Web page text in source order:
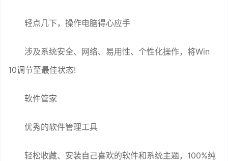
轻点几下，操作电脑得心应手
涉及系统安全、网络、易用性、个性化操作，将Win
10调节至最佳状态!
软件管家
优秀的软件管理工具
轻松收藏、安装自己喜欢的软件和系统主题，100%纯